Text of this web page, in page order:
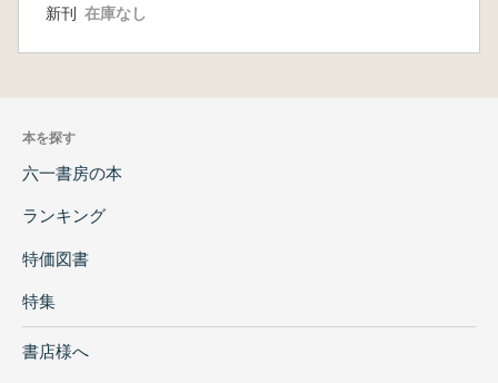
新刊 在庫なし
本を探す
六一書房の本
ランキング
特価図書
特集
書店様へ